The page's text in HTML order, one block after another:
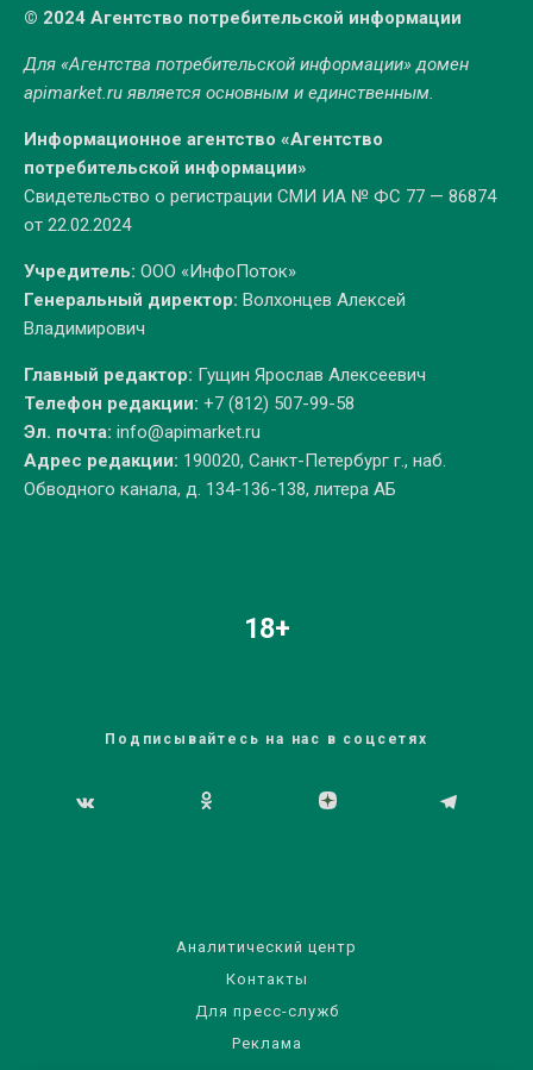
© 2024 Агентство потребительской информации
Для «Агентства потребительской информации» домен
apimarket.ruявляется основным и единственным.
Информационное агентство «Агентство
потребительской информации»
Свидетельство о регистрации СМИ ИА № ФС 77 — 86874
от 22.02.2024
Учредитель: ООО «ИнфоПоток»
Генеральный директор: Волхонцев Алексей
Владимирович
Главный редактор: Гущин Ярослав Алексеевич
Телефон редакции: +7 (812) 507-99-58
Эл. почта: info@apimarket.ru
Адрес редакции: 190020, Санкт-Петербург г., наб.
Обводного канала, д. 134-136-138, литера АБ
18+
Подписывайтесь на нас в соцсетях
Аналитический центр
Контакты
Для пресс-служб
Реклама